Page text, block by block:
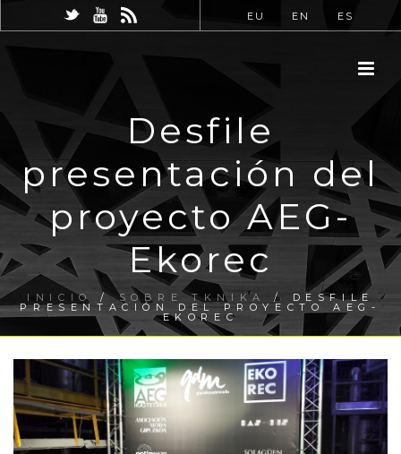
EU EN ES
Desfile
presentación del
proyecto AEG-
Ekorec
INICIO /SOBRE TKNIKA / DESFILE
PRESENTACIÓN DEL PROYECTO AEG-
EKOREC